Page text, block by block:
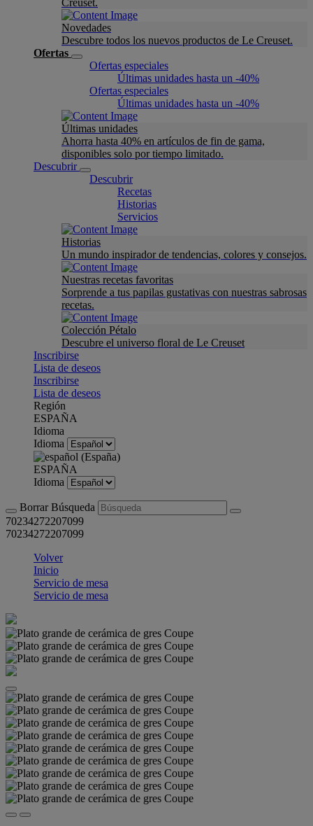
Creuset.
Novedades
Descubre todos los nuevos productos de Le Creuset.
Ofertas
Ofertas especiales
Últimas unidades hasta un -40%
Ofertas especiales
Últimas unidades hasta un -40%
Últimas unidades
Ahorra hasta 40% en artículos de fin de gama,
disponibles solo por tiempo limitado.
Descubrir
Descubrir
Recetas
Historias
Servicios
Historias
Un mundo inspirador de tendencias, colores y consejos.
Nuestras recetas favoritas
Sorprende a tus papilas gustativas con nuestras sabrosas
recetas.
Colección Pétalo
Descubre el universo floral de Le Creuset
Inscribirse
Lista de deseos
Inscribirse
Lista de deseos
Región
ESPAÑA
Idioma
Idioma
ESPAÑA
Idioma
Borrar Búsqueda
70234272207099
70234272207099
Volver
Inicio
Servicio de mesa
Servicio de mesa